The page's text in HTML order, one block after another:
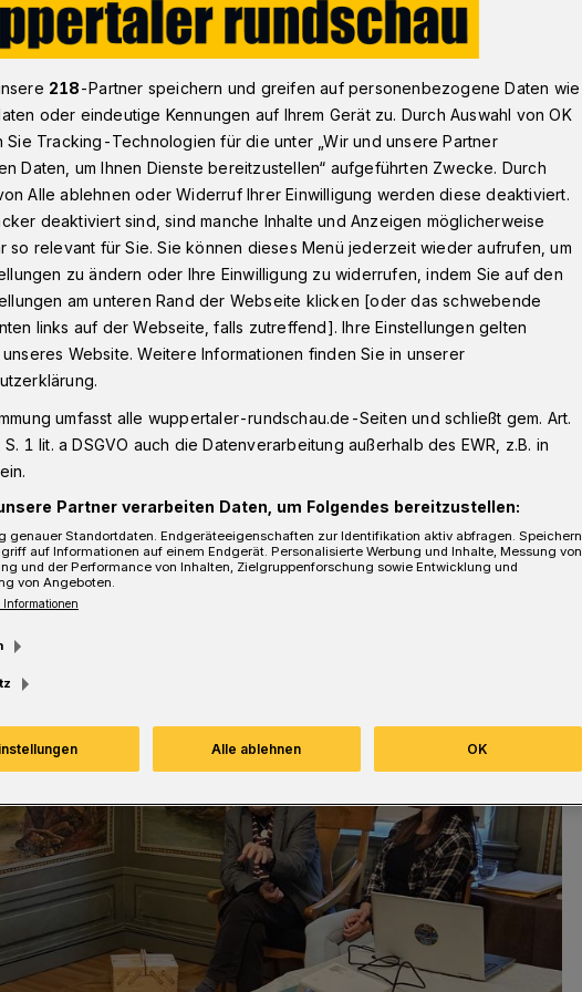
sind zurück im Engels-Haus
sind zurück
2025 um 14 Uhr toben die kleinen
im Engels-Haus. Doch keine Sorge –
„Wupperlinge“ schon bändigen. Kinder
von den spannenden Geschichten
einen eigenen „Wupperling“ gestalten.
218-Partner speichern und greifen auf personenbezogene Daten wie
oder eindeutige Kennungen auf Ihrem Gerät zu. Durch Auswahl von OK
Sie Tracking-Technologien für die unter „Wir und unsere Partner
Daten, um Ihnen Dienste bereitzustellen“ aufgeführten Zwecke. Durch
Alle ablehnen oder Widerruf Ihrer Einwilligung werden diese deaktiviert.
deaktiviert sind, sind manche Inhalte und Anzeigen möglicherweise
so relevant für Sie. Sie können dieses Menü jederzeit wieder aufrufen, um
zu ändern oder Ihre Einwilligung zu widerrufen, indem Sie auf den
am unteren Rand der Webseite klicken [oder das schwebende
links auf der Webseite, falls zutreffend]. Ihre Einstellungen gelten
Website. Weitere Informationen finden Sie in unserer
umfasst alle wuppertaler-rundschau.de-Seiten und schließt gem. Art.
1 lit. a DSGVO auch die Datenverarbeitung außerhalb des EWR, z.B. in
Partner verarbeiten Daten, um Folgendes bereitzustellen:
genauer Standortdaten. Endgeräteeigenschaften zur Identifikation aktiv abfragen. Speichern
auf Informationen auf einem Endgerät. Personalisierte Werbung und Inhalte, Messung von
und der Performance von Inhalten, Zielgruppenforschung sowie Entwicklung und
von Angeboten.
Alle ablehnen OK